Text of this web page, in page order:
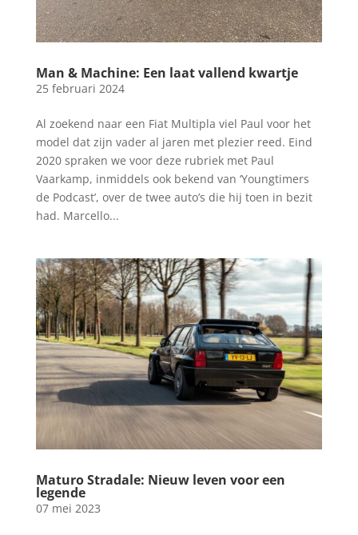
Man & Machine: Een laat vallend kwartje
25 februari 2024
Al zoekend naar een Fiat Multipla viel Paul voor het
model dat zijn vader al jaren met plezier reed. Eind
2020 spraken we voor deze rubriek met Paul
Vaarkamp, inmiddels ook bekend van ‘Youngtimers
de Podcast’, over de twee auto’s die hij toen in bezit
had. Marcello...
Maturo Stradale: Nieuw leven voor een
legende
07 mei 2023